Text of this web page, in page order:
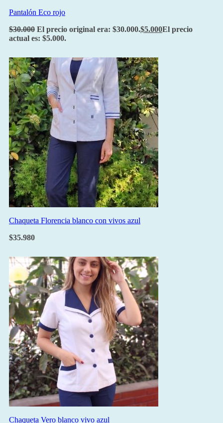
Pantalón Eco rojo
$30.000 El precio original era: $30.000.$5.000El precio
actual es: $5.000.
Chaqueta Florencia blanco con vivos azul
$35.980
Chaqueta Vero blanco vivo azul